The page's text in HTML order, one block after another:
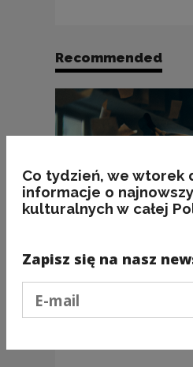
Recommended
Dotacje
Co tydzień, we wtorek
informacje o
kulturalnych w całej
Zapisz się na nasz